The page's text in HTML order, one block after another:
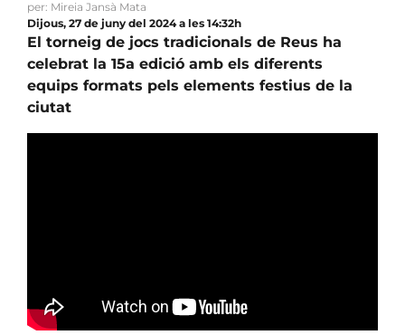
per: Mireia Jansà Mata
Dijous, 27 de juny del 2024 a les 14:32h
El torneig de jocs tradicionals de Reus ha
celebrat la 15a edició amb els diferents
equips formats pels elements festius de la
ciutat